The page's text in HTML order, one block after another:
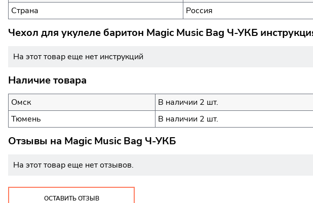
Страна
Россия
Чехол для укулеле баритон Magic Music Bag Ч-УКБ
На этот товар еще нет инструкций
Наличие товара
Омск
В наличии 2 шт.
Тюмень
В наличии 2 шт.
Отзывы на Magic Music Bag Ч-УКБ
На этот товар еще нет отзывов.
ОСТАВИТЬ ОТЗЫВ